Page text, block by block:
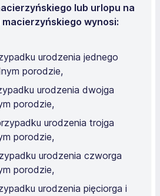
lub urlopu na
wynosi:
urodzenia jednego
porodzie,
urodzenia dwojga
porodzie,
urodzenia trojga
porodzie,
urodzenia czworga
porodzie,
urodzenia pięciorga i